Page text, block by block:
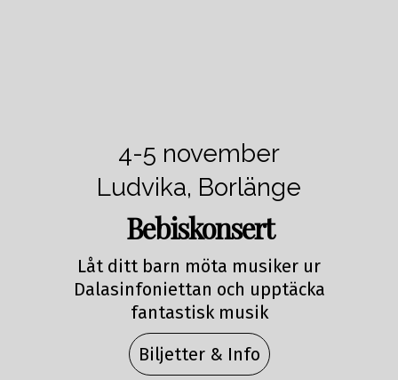
4-5 november
Ludvika, Borlänge
Bebiskonsert
Låt ditt barn möta musiker ur
Dalasinfoniettan och upptäcka
fantastisk musik
Biljetter & Info